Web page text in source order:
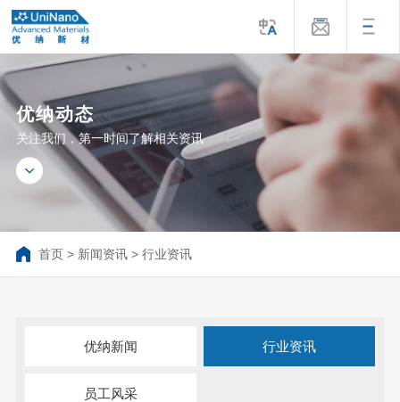
优纳动态
关注我们，第一时间了解相关资讯
首页> 新闻资讯> 行业资讯
优纳新闻 行业资讯
员工风采